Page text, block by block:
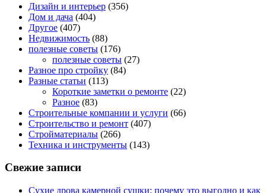
Дизайн и интерьер (356)
Дом и дача (404)
Другое (407)
Недвижимость (88)
полезные советы (176)
полезные советы (27)
Разное про стройку (84)
Разные статьи (113)
Короткие заметки о ремонте (22)
Разное (83)
Строительные компании и услуги (66)
Строительство и ремонт (407)
Стройматериалы (266)
Техника и инструменты (143)
Свежие записи
Сухие дрова камерной сушки: почему это выгодно и как